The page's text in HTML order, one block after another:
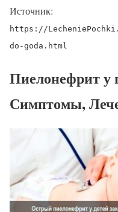
Источник:
https://
do-goda.html
Пиелонефрит
Симптомы,